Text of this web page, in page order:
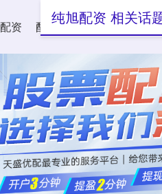
资 配资炒股平台 实盘配资
纯旭配资 相关话